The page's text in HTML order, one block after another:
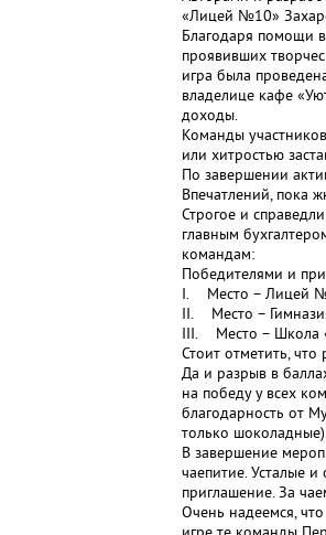
«Лицей №10»
Благодаря помощи
проявивших
игра была
владелице кафе
доходы.
Команды
или хитростью
По завершении
Впечатлений, пока
Строгое и
главным
командам:
Победителями и
I. Место – Лицей
II. Место –
III. Место – Школа
Стоит отметить,
Да и разрыв в
на победу у всех
благодарность от
только
В завершение
чаепитие. Усталые
приглашение. За
Очень надеемся,